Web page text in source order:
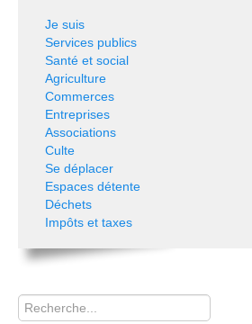
Je suis
Services publics
Santé et social
Agriculture
Commerces
Entreprises
Associations
Culte
Se déplacer
Espaces détente
Déchets
Impôts et taxes
Rechercher